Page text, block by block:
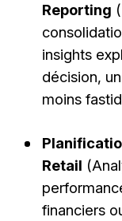
Reporting
insights
décision,
moins
Retail
financiers